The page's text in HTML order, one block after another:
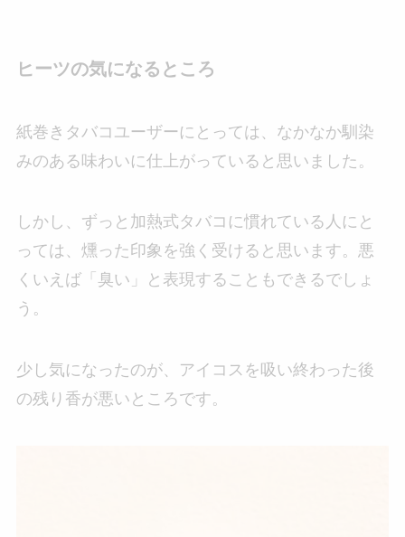
ヒーツの気になるところ
紙巻きタバコユーザーにとっては、なかなか馴染
みのある味わいに仕上がっていると思いました。
しかし、ずっと加熱式タバコに慣れている人にと
っては、燻った印象を強く受けると思います。悪
くいえば「臭い」と表現することもできるでしょ
う。
少し気になったのが、アイコスを吸い終わった後
の残り香が悪いところです。